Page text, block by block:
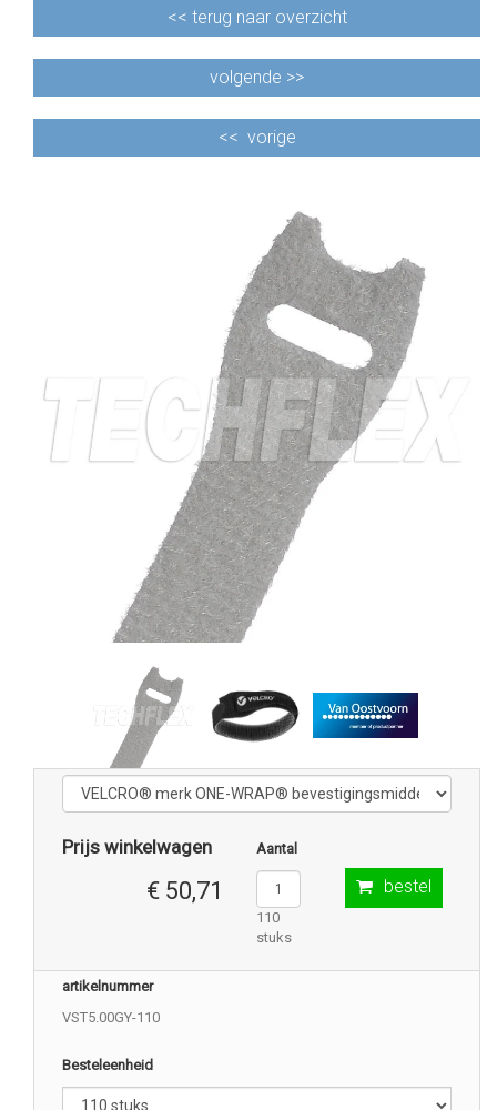
<< terug naar overzicht
volgende >>
<< vorige
Prijs winkelwagen
€ 50,71
Aantal
110
stuks
bestel
artikelnummer
VST5.00GY-110
Besteleenheid